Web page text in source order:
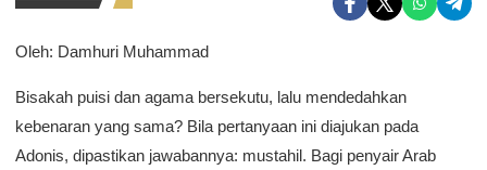
Oleh: Damhuri Muhammad
Bisakah puisi dan agama bersekutu, lalu mendedahkan
kebenaran yang sama? Bila pertanyaan ini diajukan pada
Adonis, dipastikan jawabannya: mustahil. Bagi penyair Arab